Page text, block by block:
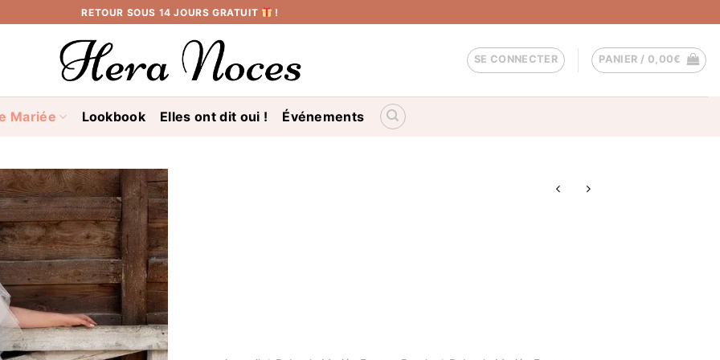
RETOUR SOUS 14 JOURS GRATUIT !
SE CONNECTER PANIER / 0,00€
Mariée Lookbook Elles ont dit oui ! Événements